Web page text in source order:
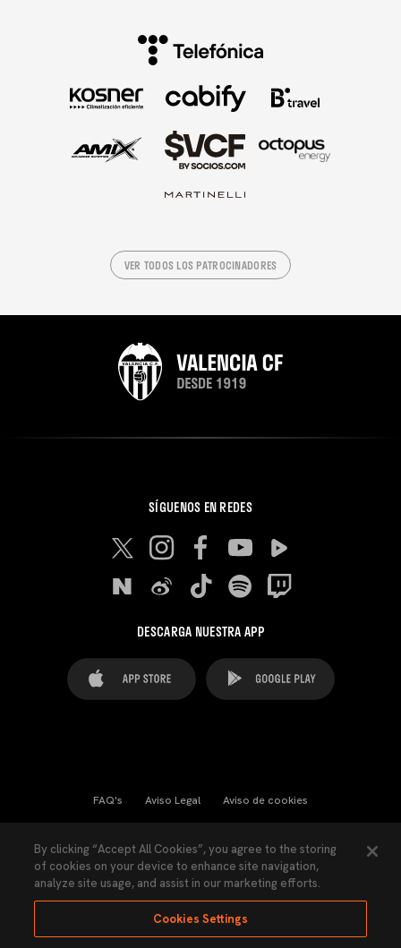
VER TODOS LOS PATROCINADORES
SÍGUENOS EN REDES
DESCARGA NUESTRA APP
FAQ's Aviso Legal Aviso de cookies
Ley Transparencia Política de Privacidad
Accesibilidad
By clicking “Accept All Cookies”, you agree to the storing
of cookies on your device to enhance site navigation,
analyze site usage, and assist in our marketing efforts.
Cookies Settings